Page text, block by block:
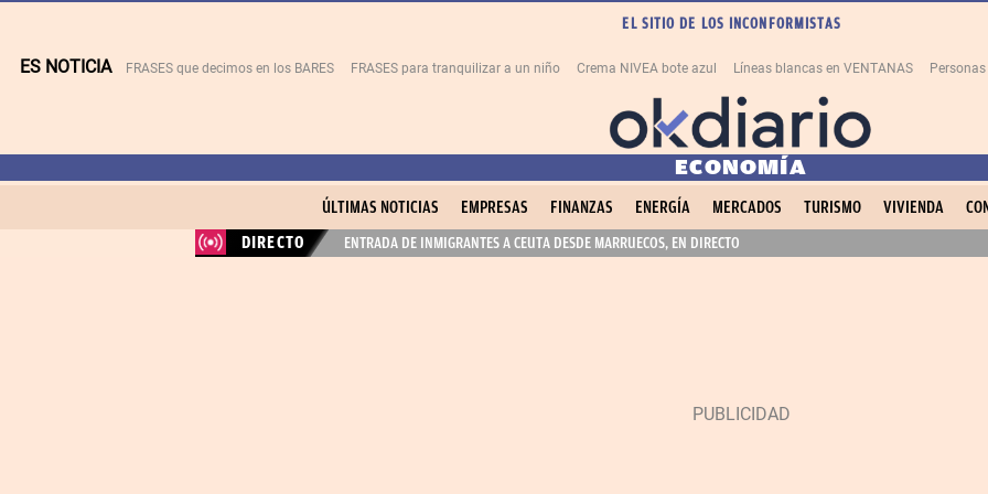
EL SITIO DE LOS INCONFORMISTAS
ES NOTICIA FRASES que decimos en los BARES FRASES para tranquilizar a un niño Crema NIVEA bote azul Líneas blancas en VENTANAS Personas
ECONOMÍA
ÚLTIMAS NOTICIAS EMPRESAS FINANZAS ENERGÍA MERCADOS TURISMO VIVIENDA
DIRECTO
ENTRADA DE INMIGRANTES A CEUTA DESDE MARRUECOS, EN DIRECTO